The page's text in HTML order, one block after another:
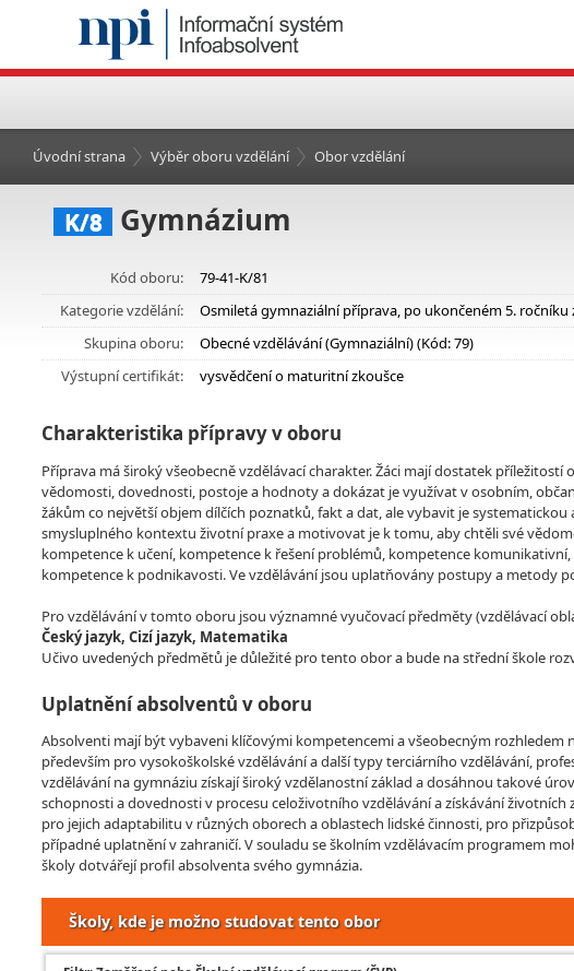
Úvodní strana Výběr oboru vzdělání Obor vzdělání
K/8 Gymnázium
Kód oboru:
79-41-K/81
Kategorie vzdělání:
Osmiletá gymnaziální příprava, po ukončeném 5. ročníku
Skupina oboru:
Obecné vzdělávání (Gymnaziální) (Kód: 79)
Výstupní certifikát:
vysvědčení o maturitní zkoušce
Charakteristika přípravy v oboru
Příprava má široký všeobecně vzdělávací charakter. Žáci mají dostatek
vědomosti, dovednosti, postoje a hodnoty a dokázat je využívat v osobním,
žákům co největší objem dílčích poznatků, fakt a dat, ale vybavit je
smysluplného kontextu životní praxe a motivovat je k tomu, aby chtěli své
kompetence k učení, kompetence k řešení problémů, kompetence
kompetence k podnikavosti. Ve vzdělávání jsou uplatňovány postupy a metody
Pro vzdělávání v tomto oboru jsou významné vyučovací předměty (vzdělávací
Český jazyk, Cizí jazyk, Matematika
Učivo uvedených předmětů je důležité pro tento obor a bude na střední škole
Uplatnění absolventů v oboru
Absolventi mají být vybaveni klíčovými kompetencemi a všeobecným
především pro vysokoškolské vzdělávání a další typy terciárního vzdělávání,
vzdělávání na gymnáziu získají široký vzdělanostní základ a dosáhnou takové
schopnosti a dovednosti v procesu celoživotního vzdělávání a získávání
pro jejich adaptabilitu v různých oborech a oblastech lidské činnosti, pro
případné uplatnění v zahraničí. V souladu se školním vzdělávacím programem
školy dotvářejí profil absolventa svého gymnázia.
Školy, kde je možno studovat tento obor